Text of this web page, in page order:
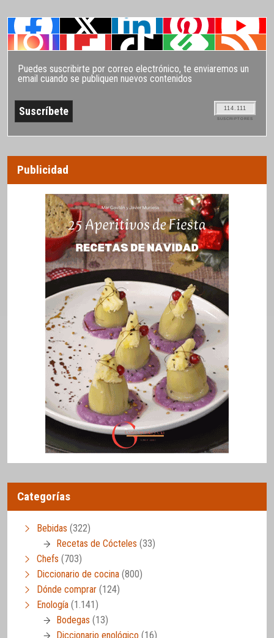
Puedes suscribirte por correo electrónico, te enviaremos un
email cuando se publiquen nuevos contenidos
114.111
SUSCRIPTORES
Publicidad
Categorías
Bebidas (322)
Recetas de Cócteles (33)
Chefs (703)
Diccionario de cocina (800)
Dónde comprar (124)
Enología (1.141)
Bodegas (13)
Diccionario enológico (16)